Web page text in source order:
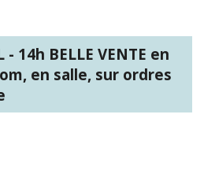
- 14h BELLE VENTE en
en salle, sur ordres